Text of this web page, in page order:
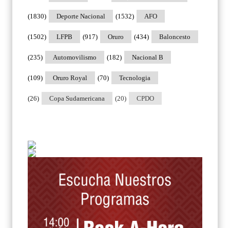
Deporte Nacional
(1830) AFO
(1532)
LFPB
(1502) Oruro
(917) Baloncesto
(434)
Automovilismo
(235) Nacional B
(182)
Oruro Royal
(109) Tecnologia
(70)
Copa Sudamericana
(26) CPDO
(20)